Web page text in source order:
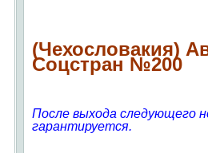
(Чехословакия)
Соцстран №200
После выхода следующего
гарантируется.